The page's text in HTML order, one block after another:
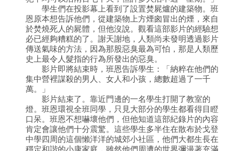
學生們在投影幕上看到了設置焚屍爐的建築物。班
恩原本想告訴他們，從建築物上方煙囪冒出的煙，來自
於焚燒死人的屍體，但他沒說。觀看這部影片的經驗想
必已經夠糟糕的了。謝天謝地，人類尚未發明透過影片
傳送氣味的方法，因為那股惡臭最為可怕，那是人類歷
史上最令人髮指的行為所發出的惡臭。
影片即將結束時，班恩告訴學生：「納粹在他們的
集中營裡謀殺的男人、女人和小孩，總數超過了一千
萬。」
影片結束了。靠近門邊的一名學生打開了教室的
燈。班恩環視全班同學，只見大部分的學生都看得目瞪
口呆。班恩不想嚇壞他們，但他知道這部紀錄片的內容
肯定會讓他們十分震驚。這些學生多半住在散布於戈登
中學四周的這個懶洋洋的城郊小社區，他們大都生長在
穩定和諧的小康家庭，雖然他們周遭的世界彌漫著充滿